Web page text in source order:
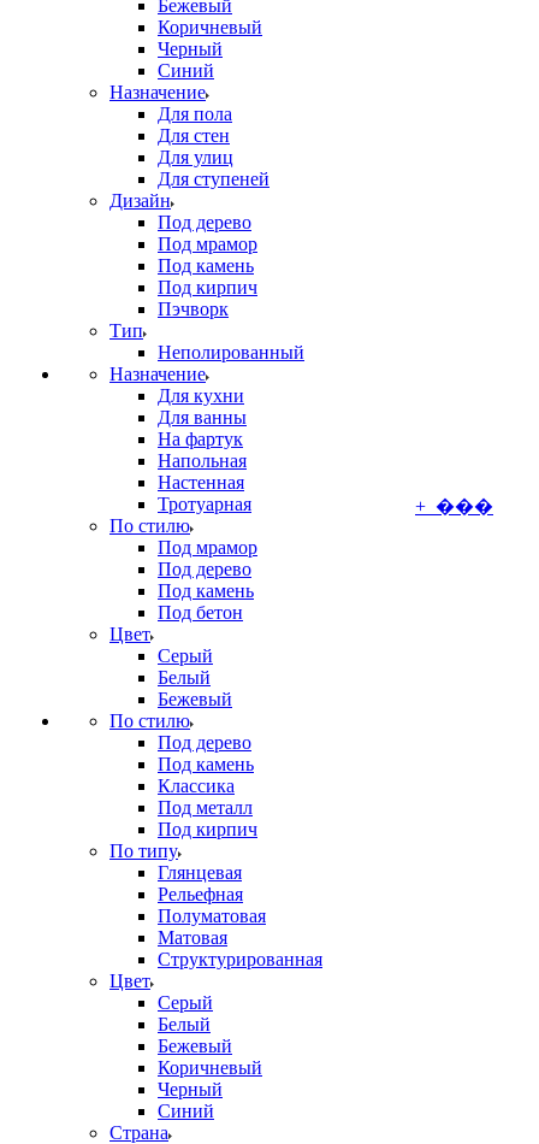
Бежевый
Коричневый
Черный
Синий
Назначение
Для пола
Для стен
Для улиц
Для ступеней
Дизайн
Под дерево
Под мрамор
Под камень
Под кирпич
Пэчворк
Тип
Неполированный
Назначение
Для кухни
Для ванны
На фартук
Напольная
Настенная
Тротуарная
По стилю
Под мрамор
Под дерево
Под камень
Под бетон
Цвет
Серый
Белый
Бежевый
По стилю
Под дерево
Под камень
Классика
Под металл
Под кирпич
По типу
Глянцевая
Рельефная
Полуматовая
Матовая
Структурированная
Цвет
Серый
Белый
Бежевый
Коричневый
Черный
Синий
Страна
+ ���